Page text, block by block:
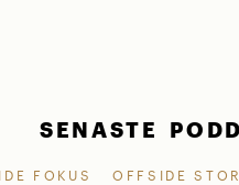
SENASTE
FOKUS OFFSIDE